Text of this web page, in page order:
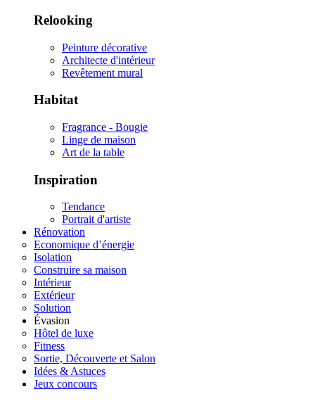
Relooking
Peinture décorative
Architecte d'intérieur
Revêtement mural
Habitat
Fragrance - Bougie
Linge de maison
Art de la table
Inspiration
Tendance
Portrait d'artiste
Rénovation
Economique d’énergie
Isolation
Construire sa maison
Intérieur
Extérieur
Solution
Évasion
Hôtel de luxe
Fitness
Sortie, Découverte et Salon
Idées & Astuces
Jeux concours